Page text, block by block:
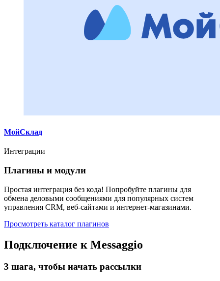
МойСклад
Интеграции
Плагины и модули
Простая интеграция без кода! Попробуйте плагины для
обмена деловыми сообщениями для популярных систем
управления CRM, веб-сайтами и интернет-магазинами.
Просмотреть каталог плагинов
Подключение к Messaggio
3 шага, чтобы начать рассылки